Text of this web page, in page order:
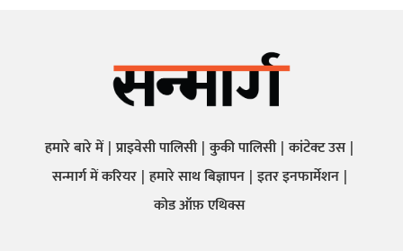
हमारे बारे में प्राइवेसी पालिसी कुकी पालिसी कांटेक्ट उस
सन्मार्ग में करियर हमारे साथ बिज्ञापन इतर इनफार्मेशन
कोड ऑफ़ एथिक्स